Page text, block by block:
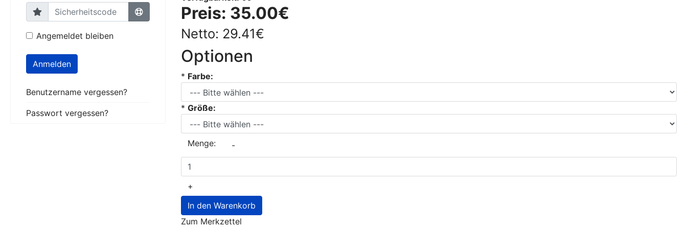
Angemeldet bleiben
Anmelden
Benutzername vergessen?
Passwort vergessen?
Preis: 35.00€
Netto: 29.41€
Optionen
* Farbe:
* Größe:
Menge: -
+
In den Warenkorb
Zum Merkzettel